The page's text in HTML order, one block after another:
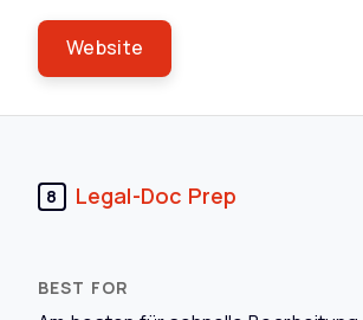
Website
8 Legal-Doc Prep